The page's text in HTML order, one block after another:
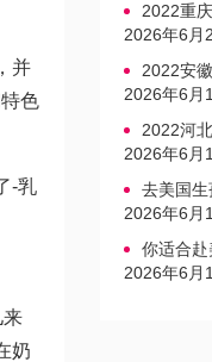
并
色
-乳
来
奶
2022重
户口、办准
2026年6月
2022安
生家庭罚款
2026年6月
2022河
生三孩不再
2026年6月
去美国
要注意的事
2026年6月
你适合赴
2026年6月